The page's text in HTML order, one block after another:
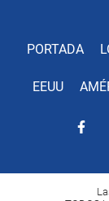
PORTADA
EEUU